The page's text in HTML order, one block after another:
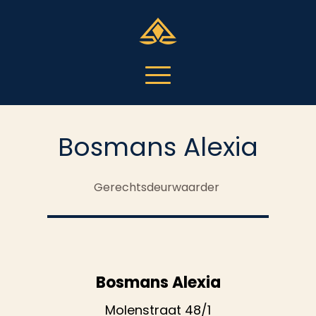
Bosmans Alexia
Gerechtsdeurwaarder
Bosmans Alexia
Molenstraat 48/1